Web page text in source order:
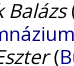
Balázs
(